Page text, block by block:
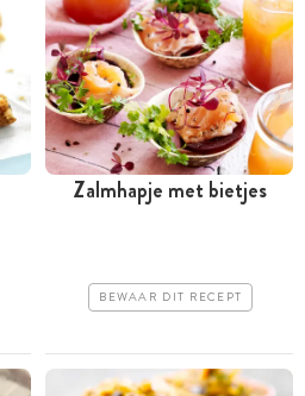
Zalmhapje met bietjes
BEWAAR DIT RECEPT